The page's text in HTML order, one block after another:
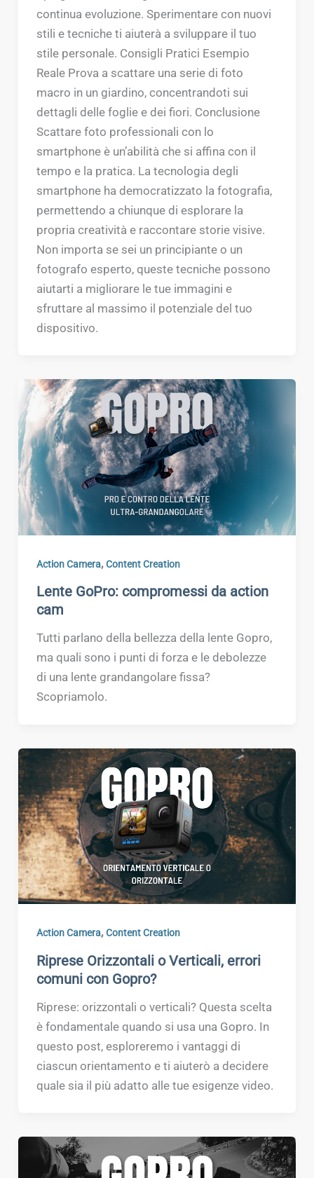
continua evoluzione. Sperimentare con nuovi
stili e tecniche ti aiuterà a sviluppare il tuo
stile personale. Consigli Pratici Esempio
Reale Prova a scattare una serie di foto
macro in un giardino, concentrandoti sui
dettagli delle foglie e dei fiori. Conclusione
Scattare foto professionali con lo
smartphone è un’abilità che si affina con il
tempo e la pratica. La tecnologia degli
smartphone ha democratizzato la fotografia,
permettendo a chiunque di esplorare la
propria creatività e raccontare storie visive.
Non importa se sei un principiante o un
fotografo esperto, queste tecniche possono
aiutarti a migliorare le tue immagini e
sfruttare al massimo il potenziale del tuo
dispositivo.
Action Camera,Content Creation
Lente GoPro: compromessi da action
cam
Tutti parlano della bellezza della lente Gopro,
ma quali sono i punti di forza e le debolezze
di una lente grandangolare fissa?
Scopriamolo.
Action Camera,Content Creation
Riprese Orizzontali o Verticali, errori
comuni con Gopro?
Riprese: orizzontali o verticali? Questa scelta
è fondamentale quando si usa una Gopro. In
questo post, esploreremo i vantaggi di
ciascun orientamento e ti aiuterò a decidere
quale sia il più adatto alle tue esigenze video.